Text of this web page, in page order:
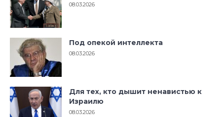
08.03.2026
Под опекой интеллекта
08.03.2026
Для тех, кто дышит ненавистью к
Израилю
08.03.2026